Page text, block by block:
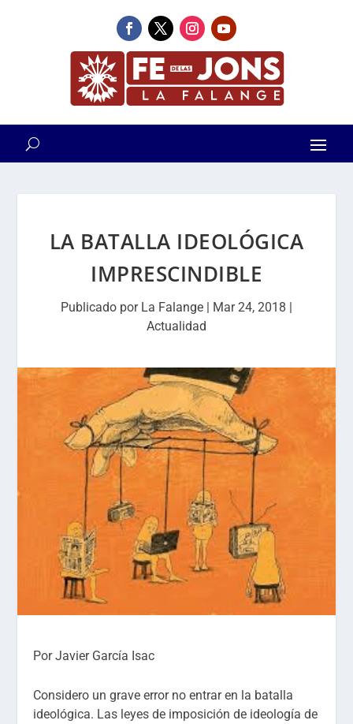
LA BATALLA IDEOLÓGICA
IMPRESCINDIBLE
Publicado por La Falange | Mar 24, 2018 |
Actualidad
Por Javier García Isac
Considero un grave error no entrar en la batalla
ideológica. Las leyes de imposición de ideología de